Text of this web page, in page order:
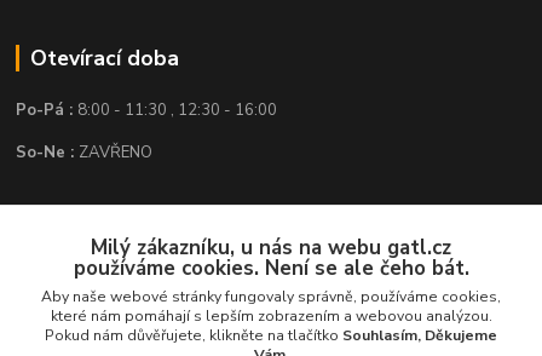
Otevírací doba
Po-Pá : 8:00 - 11:30 , 12:30 - 16:00
So-Ne : ZAVŘENO
Kontakt
GATL s.r.o.
obchod@gatl.cz,info@gatl.cz
Milý zákazníku, u nás na webu gatl.cz
používáme cookies. Není se ale čeho bát.
Aby naše webové stránky fungovaly správně, používáme cookies,
které nám pomáhají s lepším zobrazením a webovou analýzou.
Pokud nám důvěřujete, klikněte na tlačítko Souhlasím, Děkujeme